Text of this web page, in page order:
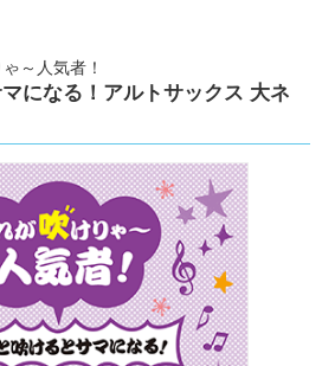
～人気者！
になる！アルトサックス 大ネ